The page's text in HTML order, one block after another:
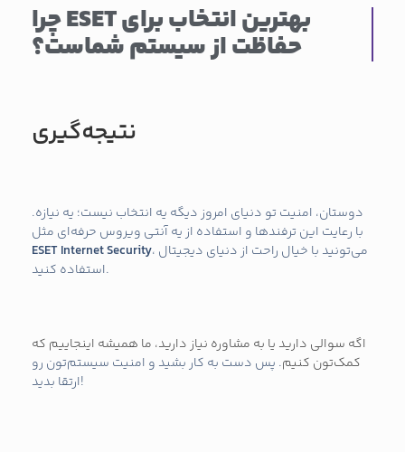
چرا ESET بهترین انتخاب برای
حفاظت از سیستم شماست؟
نتیجه‌گیری
دوستان، امنیت تو دنیای امروز دیگه یه انتخاب نیست؛ یه نیازه.
با رعایت این ترفندها و استفاده از یه آنتی ویروس حرفه‌ای مثل
ESET Internet Security، می‌تونید با خیال راحت از دنیای دیجیتال
استفاده کنید.
اگه سوالی دارید یا به مشاوره نیاز دارید، ما همیشه اینجاییم که
کمک‌تون کنیم. پس دست به کار بشید و امنیت سیستم‌تون رو
ارتقا بدید!